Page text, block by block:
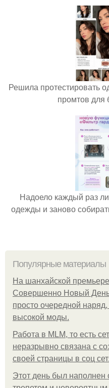
Решила протестировать
промтов для
Надоело каждый раз
одежды и заново
Популярные материалы
На шанхайской
Совершенно Новый
просто очередной
высокой моды.
Работа в MLM, то есть
неразрывно связана с
своей страницы в соц
Этот день был наполнен